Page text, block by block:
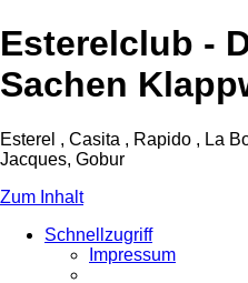
Esterelclub -
Sachen
Esterel , Casita , Rapido , La
Jacques, Gobur
Zum Inhalt
Schnellzugriff
Impressum